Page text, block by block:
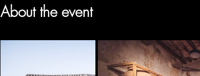
About the event